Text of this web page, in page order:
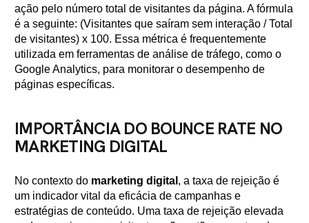
ação pelo número total de visitantes da página. A fórmula
é a seguinte: (Visitantes que saíram sem interação / Total
de visitantes) x 100. Essa métrica é frequentemente
utilizada em ferramentas de análise de tráfego, como o
Google Analytics, para monitorar o desempenho de
páginas específicas.
IMPORTÂNCIA DO BOUNCE RATE NO
MARKETING DIGITAL
No contexto do marketing digital , a taxa de rejeição é
um indicador vital da eficácia de campanhas e
estratégias de conteúdo. Uma taxa de rejeição elevada